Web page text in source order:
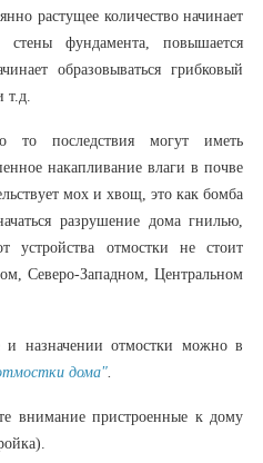
растущее количество начинает
стены фундамента, повышается
образовываться грибковый
т.д.
то последствия могут иметь
накапливание влаги в почве
мох и хвощ, это как бомба
разрушение дома гнилью,
устройства отмостки не стоит
Северо-Западном, Центральном
и назначении отмостки можно в
дома"
внимание пристроенные к дому